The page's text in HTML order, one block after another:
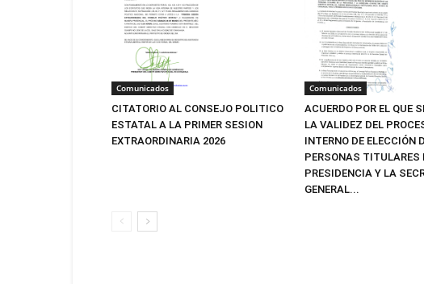
Comunicados
CITATORIO AL CONSEJO POLITICO
ESTATAL A LA PRIMER SESION
EXTRAORDINARIA 2026
Comunicados
ACUERDO POR EL QUE
LA VALIDEZ DEL
INTERNO DE ELECCIÓN
PERSONAS TITULARES
PRESIDENCIA Y LA
GENERAL...